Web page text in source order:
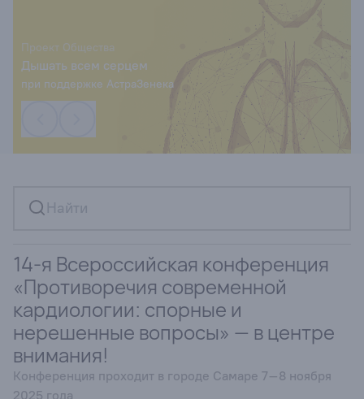
Проект Общества
Дышать всем серцем
при поддержке АстраЗенека
14-я Всероссийская конференция
«Противоречия современной
кардиологии: спорные и
нерешенные вопросы» — в центре
внимания!
Конференция проходит в городе Самаре 7–8 ноября
2025 года